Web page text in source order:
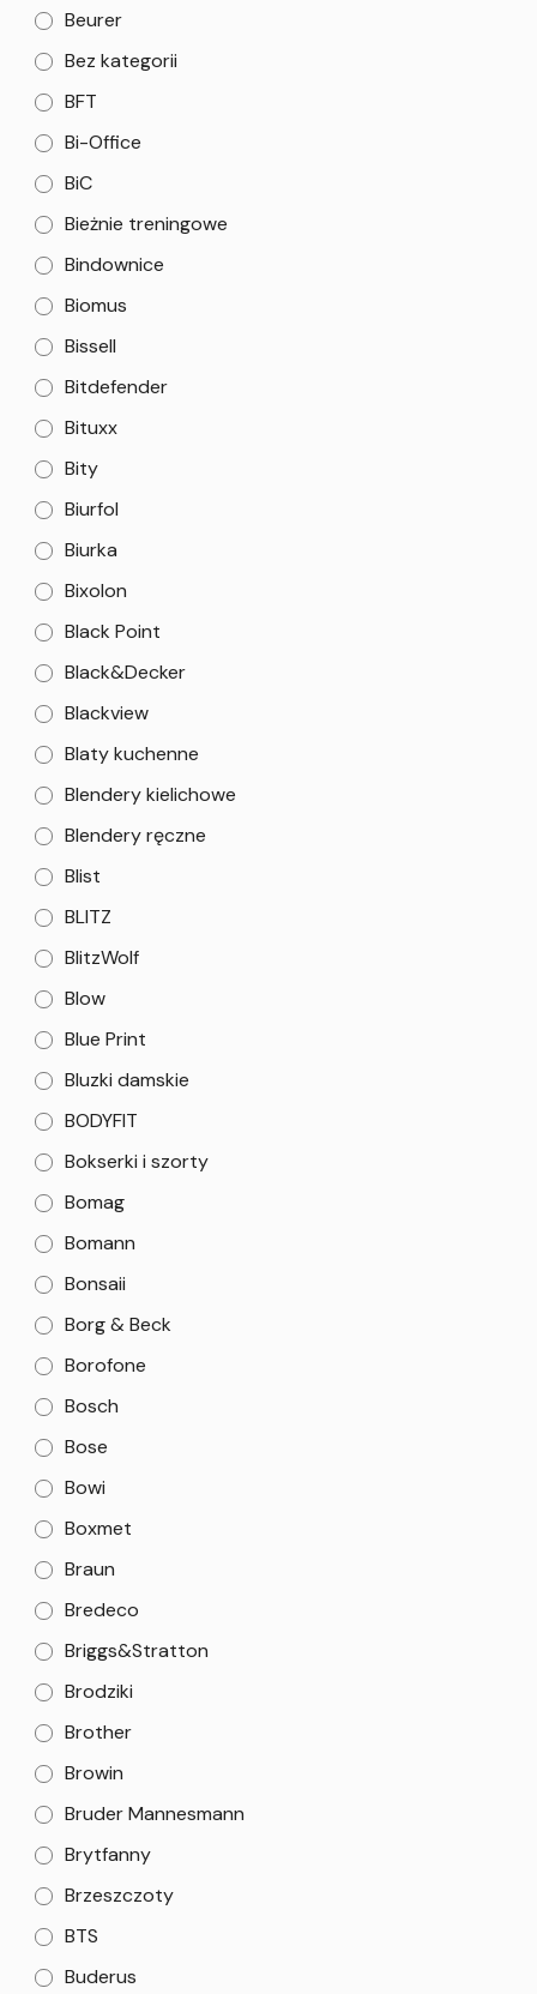
Beurer
Bez kategorii
BFT
Bi-Office
BiC
Bieżnie treningowe
Bindownice
Biomus
Bissell
Bitdefender
Bituxx
Bity
Biurfol
Biurka
Bixolon
Black Point
Black&Decker
Blackview
Blaty kuchenne
Blendery kielichowe
Blendery ręczne
Blist
BLITZ
BlitzWolf
Blow
Blue Print
Bluzki damskie
BODYFIT
Bokserki i szorty
Bomag
Bomann
Bonsaii
Borg & Beck
Borofone
Bosch
Bose
Bowi
Boxmet
Braun
Bredeco
Briggs&Stratton
Brodziki
Brother
Browin
Bruder Mannesmann
Brytfanny
Brzeszczoty
BTS
Buderus